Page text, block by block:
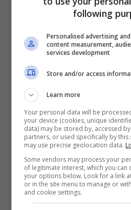
Probabilmente ancora
gravosa come quella di
vera e propria azienda
nel corso del tempo, la
vittima di accuse e
da parte del paddock
evidentemente ferita.
“Quando le cose hanno
male la gente ha
Erano critiche meritate,
following
Personalised advertising
content measurement,
services development
Store and/or access
Learn more
Your personal data will be
your device (cookies, unique
data) may be stored by, accessed
partners, or used specifically by
may use precise geolocation data.
Some vendors may process your
of legitimate interest, which you
your options below. Look for a link
or in the site menu to manage or
and cookie settings.